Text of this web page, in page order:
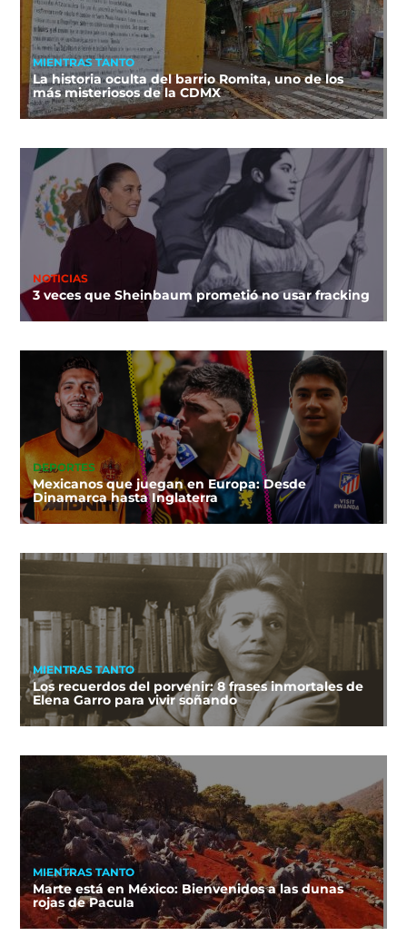
MIENTRAS TANTO
La historia oculta del barrio Romita, uno de los
más misteriosos de la CDMX
NOTICIAS
3 veces que Sheinbaum prometió no usar fracking
DEPORTES
Mexicanos que juegan en Europa: Desde
Dinamarca hasta Inglaterra
MIENTRAS TANTO
Los recuerdos del porvenir: 8 frases inmortales de
Elena Garro para vivir soñando
MIENTRAS TANTO
Marte está en México: Bienvenidos a las dunas
rojas de Pacula